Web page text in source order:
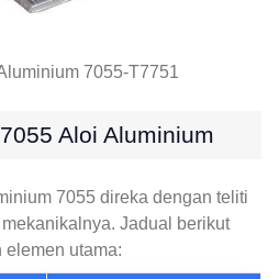
7055-T7751
Aloi Aluminium
7055 direka dengan teliti
Jadual berikut
elemen utama: